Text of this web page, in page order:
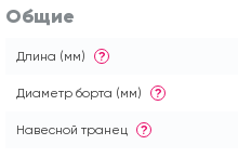
Общие
Длина (мм) ?
Диаметр борта (мм) ?
Навесной транец ?